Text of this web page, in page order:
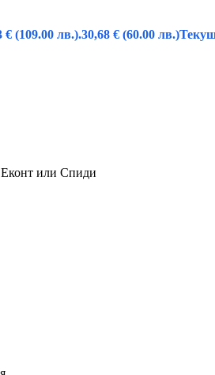
(109.00 лв.).30,68 € (60.00 лв.)
Еконт или Спиди